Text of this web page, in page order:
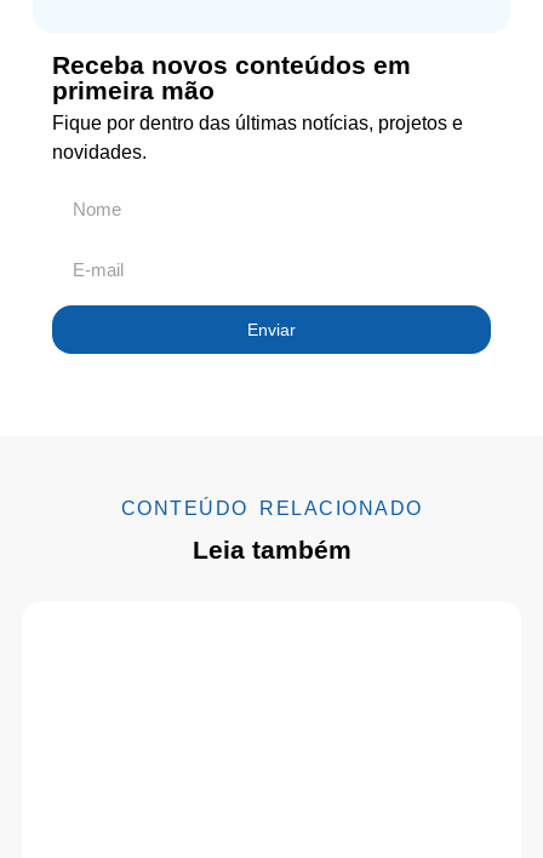
Receba novos conteúdos em
primeira mão
Fique por dentro das últimas notícias, projetos e
novidades.
Enviar
CONTEÚDO RELACIONADO
Leia também